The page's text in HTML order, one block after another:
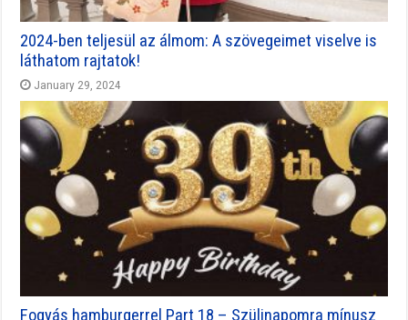
2024-ben teljesül az álmom: A szövegeimet viselve is
láthatom rajtatok!
January 29, 2024
Fogyás hamburgerrel Part 18 – Szülinapomra mínusz